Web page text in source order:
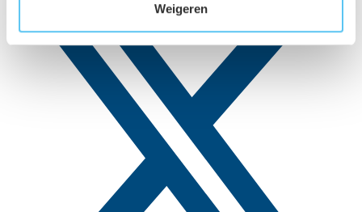
Weigeren